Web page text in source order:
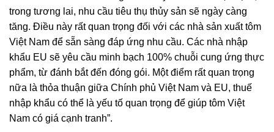
trong tương lai, nhu cầu tiêu thụ thủy sản sẽ ngày càng
tăng. Điều này rất quan trọng đối với các nhà sản xuất tôm
Việt Nam để sẵn sàng đáp ứng nhu cầu. Các nhà nhập
khẩu EU sẽ yêu cầu minh bạch 100% chuỗi cung ứng thực
phẩm, từ đánh bắt đến đóng gói. Một điểm rất quan trọng
nữa là thỏa thuận giữa Chính phủ Việt Nam và EU, thuế
nhập khẩu có thể là yếu tố quan trọng để giúp tôm Việt
Nam có giá cạnh tranh”.